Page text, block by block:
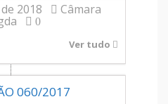
2018
Câmara
0
Ver tudo
060/2017